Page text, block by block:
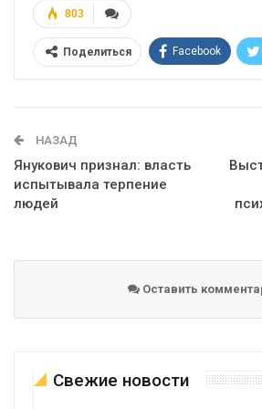
803
Поделиться Facebook
НАЗАД
Янукович признал: власть
испытывала терпение
людей
Оставить
Свежие новости